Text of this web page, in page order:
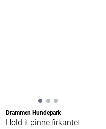
Drammen Hundepark
Hold it pinne firkantet